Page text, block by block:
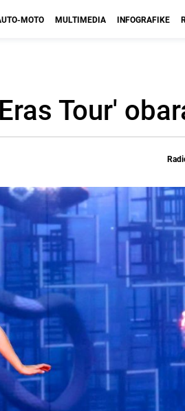
MOTO MULTIMEDIA INFOGRAFIKE
Tour'